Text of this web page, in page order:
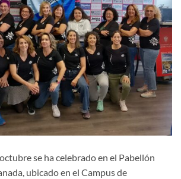
se ha celebrado en el Pabellón
ubicado en el Campus de